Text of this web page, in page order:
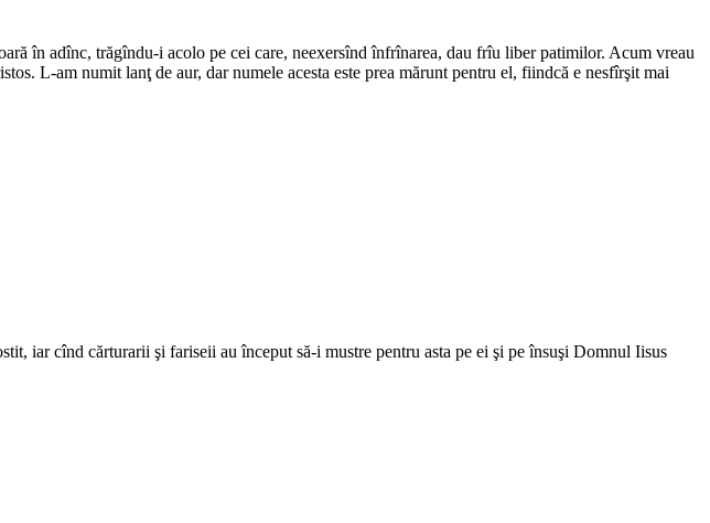
în adînc, trăgîndu-i acolo pe cei care, neexersînd înfrînarea, dau frîu liber patimilor. Acum vreau
L-am numit lanţ de aur, dar numele acesta este prea mărunt pentru el, fiindcă e nesfîrşit mai
iar cînd cărturarii şi fariseii au început să-i mustre pentru asta pe ei şi pe însuşi Domnul Iisus